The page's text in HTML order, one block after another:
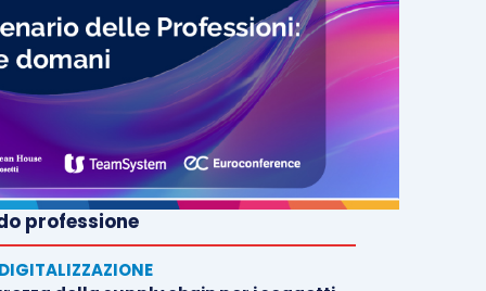
professione